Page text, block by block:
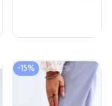
-15%